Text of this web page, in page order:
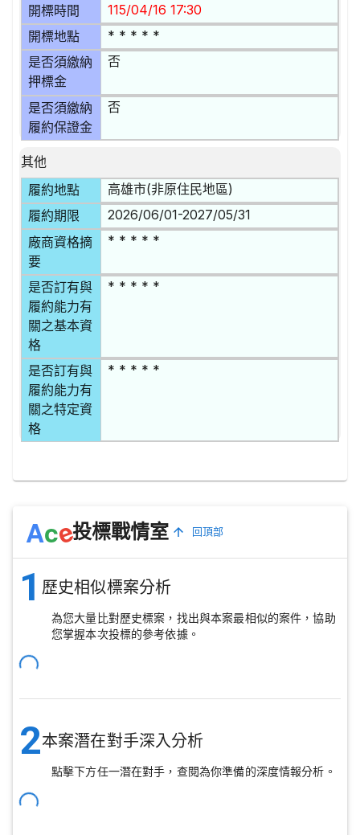
開標時間 115/04/16 17:30
開標地點 * * * * *
是否須繳納
押標金
否
是否須繳納
履約保證金
否
其他
履約地點
高雄市(非原住民地區)
履約期限 2026/06/01-2027/05/31
廠商資格摘
要
* * * * *
是否訂有與
履約能力有
關之基本資
格
* * * * *
是否訂有與
履約能力有
關之特定資
格
* * * * *
Ace投標戰情室 回頂部
1 歷史相似標案分析
為您大量比對歷史標案，找出與本案最相似的案件，協助
您掌握本次投標的參考依據。
2本案潛在對手深入分析
點擊下方任一潛在對手，查閱為你準備的深度情報分析。